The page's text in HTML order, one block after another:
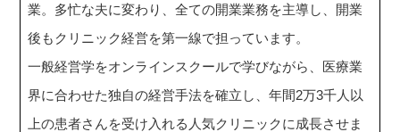
業。多忙な夫に変わり、全ての開業業務を主導し、開業
後もクリニック経営を第一線で担っています。
一般経営学をオンラインスクールで学びながら、医療業
界に合わせた独自の経営手法を確立し、年間2万3千人以
上の患者さんを受け入れる人気クリニックに成長させま